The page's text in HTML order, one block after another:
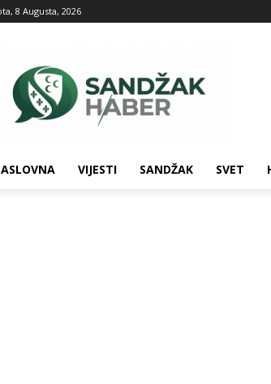
8 Augusta, 2026
VIJESTI SANDŽAK SVET